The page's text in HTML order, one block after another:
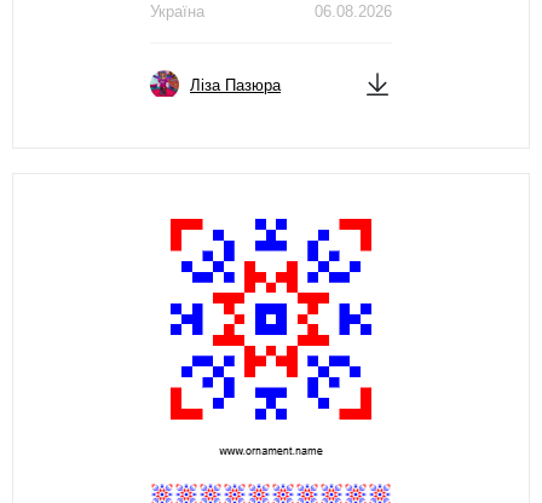
06.08.2026
Україна
Ліза Пазюра